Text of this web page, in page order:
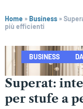
Home »Business »
più efficienti
BUSINESS
Superat:
per stufe a